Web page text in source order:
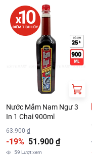
Nước Mắm Nam Ngư 3
In 1 Chai 900ml
63.900 ₫
-19% 51.900 ₫
59 Lượt xem